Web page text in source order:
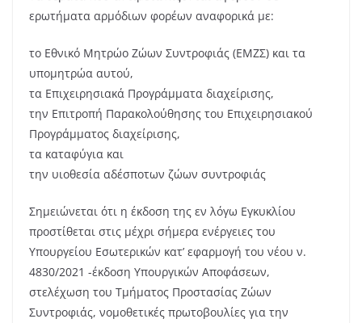
ερωτήματα αρμόδιων φορέων αναφορικά με:
το Εθνικό Μητρώο Ζώων Συντροφιάς (ΕΜΖΣ) και τα
υπομητρώα αυτού,
τα Επιχειρησιακά Προγράμματα διαχείρισης,
την Επιτροπή Παρακολούθησης του Επιχειρησιακού
Προγράμματος διαχείρισης,
τα καταφύγια και
την υιοθεσία αδέσποτων ζώων συντροφιάς
Σημειώνεται ότι η έκδοση της εν λόγω Εγκυκλίου
προστίθεται στις μέχρι σήμερα ενέργειες του
Υπουργείου Εσωτερικών κατ’ εφαρμογή του νέου ν.
4830/2021 -έκδοση Υπουργικών Αποφάσεων,
στελέχωση του Τμήματος Προστασίας Ζώων
Συντροφιάς, νομοθετικές πρωτοβουλίες για την